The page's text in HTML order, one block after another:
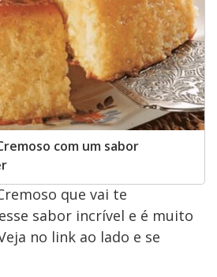
com um sabor
que vai te
sabor incrível e é muito
no link ao lado e se